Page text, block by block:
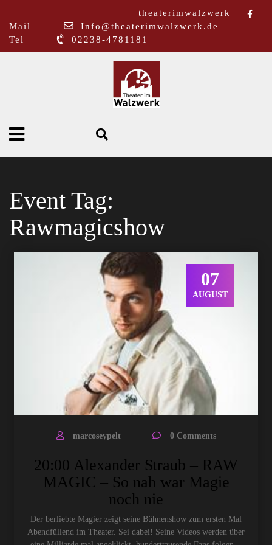
theaterimwalzwerk
Mail
Info@theaterimwalzwerk.de
Tel
02238-4781181
Event Tag:
Rawmagicshow
07
AUGUST
marcoseypelt 0 Comments
20:00 Alexander Straub – RAW
MAGIC – So nah war Magie
noch nie
Der berliebte Magier zeigt seine Bühnenshow zum ersten Mal
Abendfüllend im Theater. Sei dabei! Seine Videos werden über